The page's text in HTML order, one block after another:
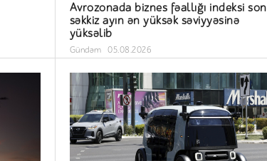
Avrozonada biznes fəallığı indeksi son
səkkiz ayın ən yüksək səviyyəsinə
yüksəlib
Gündəm 05.08.2026